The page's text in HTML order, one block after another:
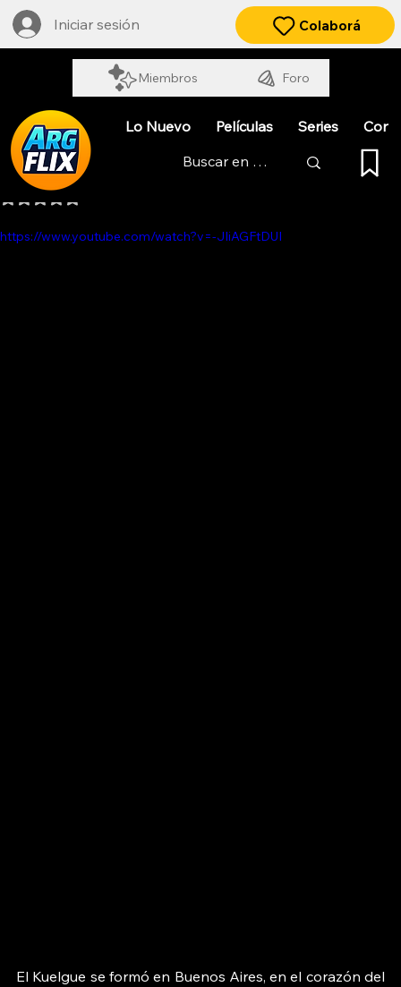
Iniciar sesión
Miembros Foro
Colaborá
Lo Nuevo Películas Series
EL KUELGUE EN VIVO FUTUROCK
Obtuvo NaN de 5 estrellas.
https://www.youtube.com/watch?v=-JIiAGFtDUI
El Kuelgue se formó en Buenos Aires, en el corazón del